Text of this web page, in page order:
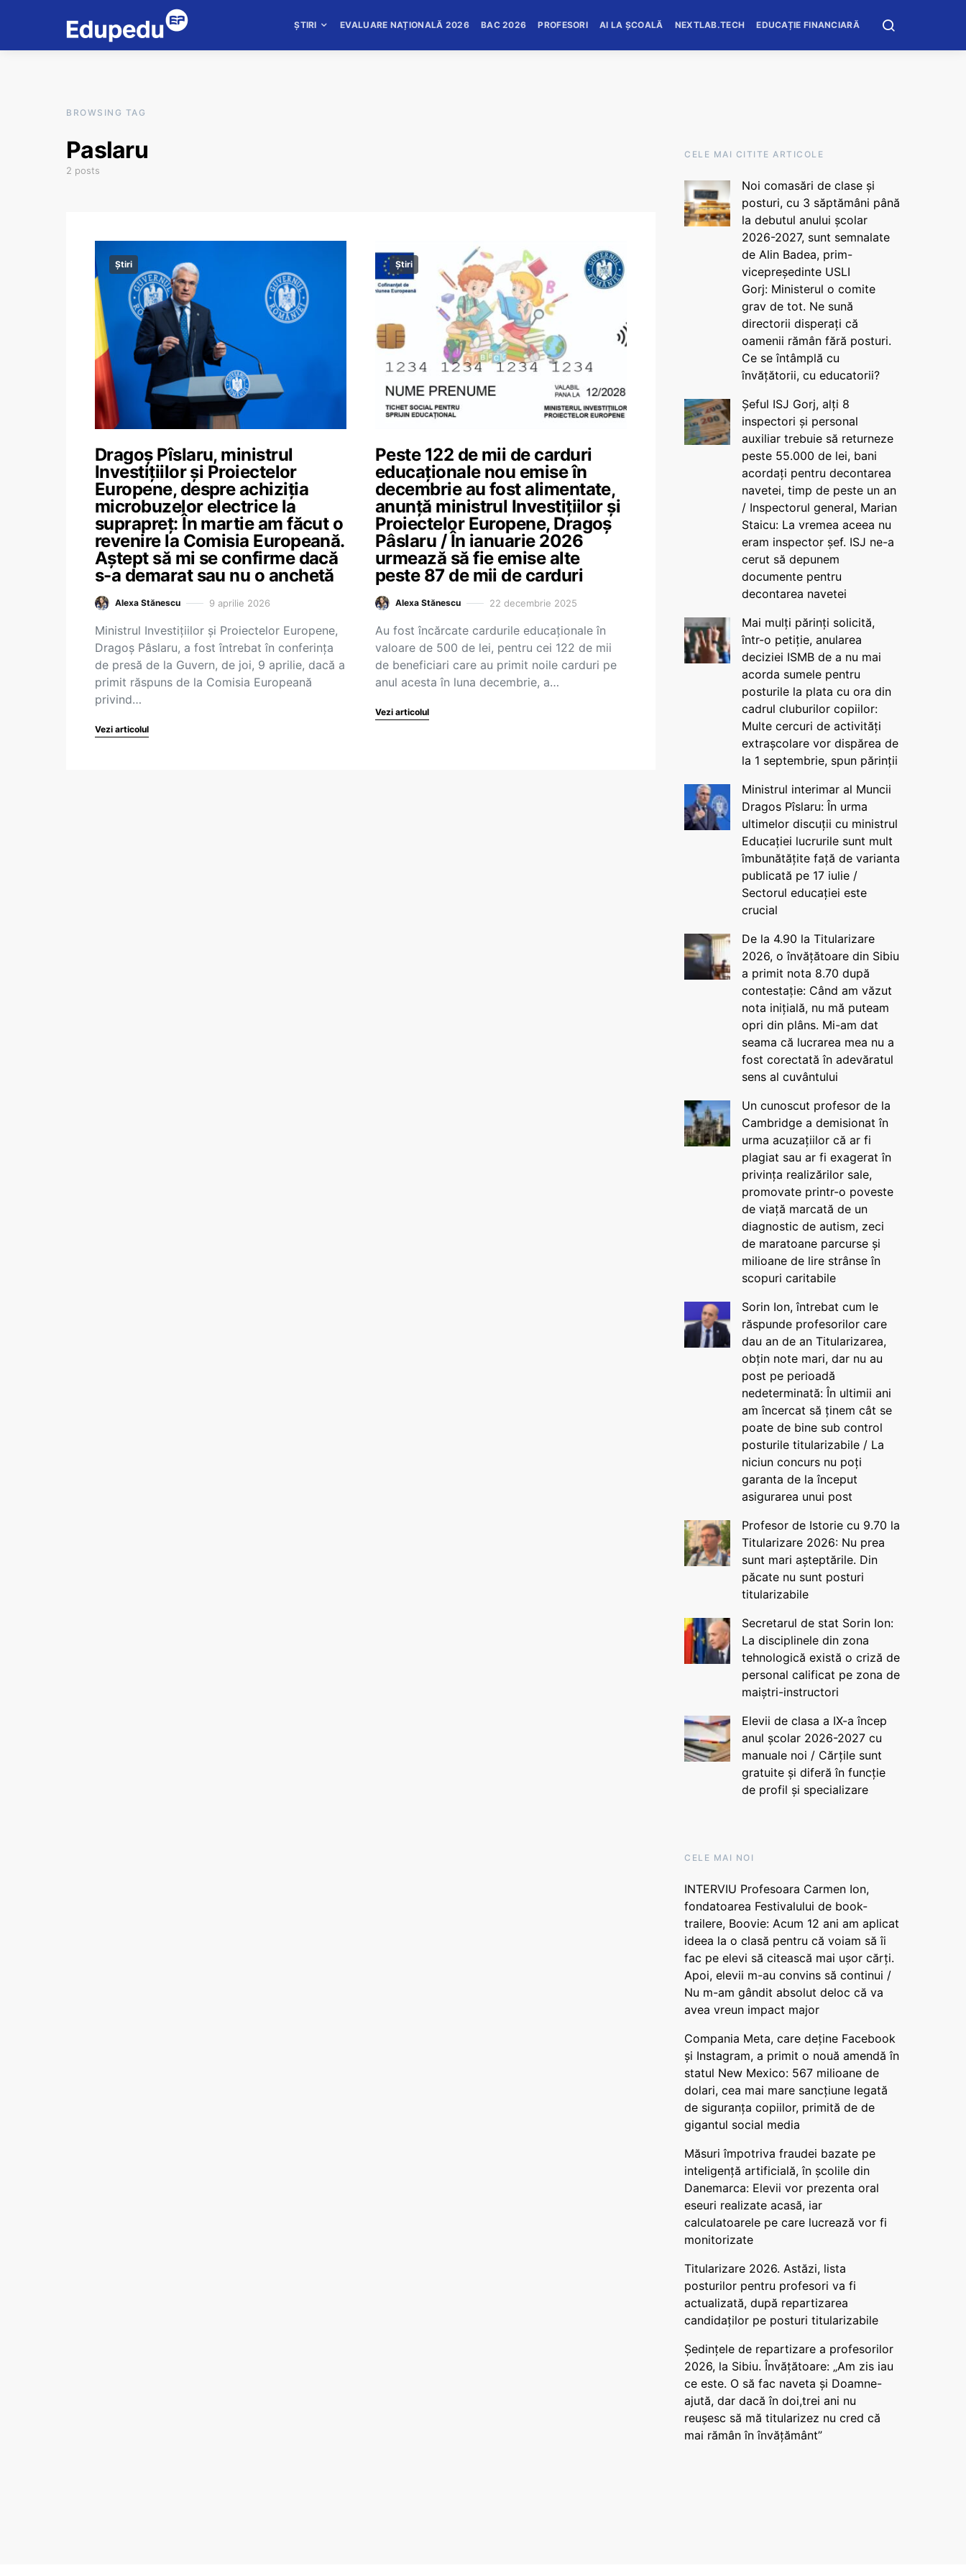
ȘTIRI EVALUARE NAȚIONALĂ 2026 BAC 2026 PROFESORI AI LA ȘCOALĂ NEXTLAB.TECH EDUCAȚIE FINANCIARĂ
BROWSING TAG
Paslaru
2 posts
Știri
Dragoș Pîslaru, ministrul
Investițiilor și Proiectelor
Europene, despre achiziția
microbuzelor electrice la
suprapreț: În martie am făcut o
revenire la Comisia Europeană.
Aștept să mi se confirme dacă
s-a demarat sau nu o anchetă
Alexa Stănescu 9 aprilie 2026
Ministrul Investițiilor și Proiectelor Europene,
Dragoș Pâslaru, a fost întrebat în conferința
de presă de la Guvern, de joi, 9 aprilie, dacă a
primit răspuns de la Comisia Europeană
privind…
Vezi articolul
Știri
Peste 122 de mii de carduri
educaționale nou emise în
decembrie au fost alimentate,
anunță ministrul Investițiilor și
Proiectelor Europene, Dragoș
Pâslaru / În ianuarie 2026
urmează să fie emise alte
peste 87 de mii de carduri
Alexa Stănescu 22 decembrie 2025
Au fost încărcate cardurile educaționale în
valoare de 500 de lei, pentru cei 122 de mii
de beneficiari care au primit noile carduri pe
anul acesta în luna decembrie, a…
Vezi articolul
CELE MAI CITITE ARTICOLE
Noi comasări de clase și
posturi, cu 3 săptămâni până
la debutul anului școlar
2026-2027, sunt semnalate
de Alin Badea, prim-
vicepreședinte USLI
Gorj: Ministerul o comite
grav de tot. Ne sună
directorii disperați că
oamenii rămân fără posturi.
Ce se întâmplă cu
învățătorii, cu educatorii?
Șeful ISJ Gorj, alți 8
inspectori și personal
auxiliar trebuie să returneze
peste 55.000 de lei, bani
acordați pentru decontarea
navetei, timp de peste un an
/ Inspectorul general, Marian
Staicu: La vremea aceea nu
eram inspector șef. ISJ ne-a
cerut să depunem
documente pentru
decontarea navetei
Mai mulți părinți solicită,
într-o petiție, anularea
deciziei ISMB de a nu mai
acorda sumele pentru
posturile la plata cu ora din
cadrul cluburilor copiilor:
Multe cercuri de activități
extrașcolare vor dispărea de
la 1 septembrie, spun părinții
Ministrul interimar al Muncii
Dragos Pîslaru: În urma
ultimelor discuții cu ministrul
Educației lucrurile sunt mult
îmbunătățite față de varianta
publicată pe 17 iulie /
Sectorul educației este
crucial
De la 4.90 la Titularizare
2026, o învățătoare din Sibiu
a primit nota 8.70 după
contestație: Când am văzut
nota inițială, nu mă puteam
opri din plâns. Mi-am dat
seama că lucrarea mea nu a
fost corectată în adevăratul
sens al cuvântului
Un cunoscut profesor de la
Cambridge a demisionat în
urma acuzațiilor că ar fi
plagiat sau ar fi exagerat în
privința realizărilor sale,
promovate printr-o poveste
de viață marcată de un
diagnostic de autism, zeci
de maratoane parcurse și
milioane de lire strânse în
scopuri caritabile
Sorin Ion, întrebat cum le
răspunde profesorilor care
dau an de an Titularizarea,
obțin note mari, dar nu au
post pe perioadă
nedeterminată: În ultimii ani
am încercat să ținem cât se
poate de bine sub control
posturile titularizabile / La
niciun concurs nu poți
garanta de la început
asigurarea unui post
Profesor de Istorie cu 9.70 la
Titularizare 2026: Nu prea
sunt mari așteptările. Din
păcate nu sunt posturi
titularizabile
Secretarul de stat Sorin Ion:
La disciplinele din zona
tehnologică există o criză de
personal calificat pe zona de
maiștri-instructori
Elevii de clasa a IX-a încep
anul școlar 2026-2027 cu
manuale noi / Cărțile sunt
gratuite și diferă în funcție
de profil și specializare
CELE MAI NOI
INTERVIU Profesoara Carmen Ion,
fondatoarea Festivalului de book-
trailere, Boovie: Acum 12 ani am aplicat
ideea la o clasă pentru că voiam să îi
fac pe elevi să citească mai ușor cărți.
Apoi, elevii m-au convins să continui /
Nu m-am gândit absolut deloc că va
avea vreun impact major
Compania Meta, care deține Facebook
și Instagram, a primit o nouă amendă în
statul New Mexico: 567 milioane de
dolari, cea mai mare sancțiune legată
de siguranța copiilor, primită de de
gigantul social media
Măsuri împotriva fraudei bazate pe
inteligență artificială, în școlile din
Danemarca: Elevii vor prezenta oral
eseuri realizate acasă, iar
calculatoarele pe care lucrează vor fi
monitorizate
Titularizare 2026. Astăzi, lista
posturilor pentru profesori va fi
actualizată, după repartizarea
candidaților pe posturi titularizabile
Ședințele de repartizare a profesorilor
2026, la Sibiu. Învățătoare: „Am zis iau
ce este. O să fac naveta și Doamne-
ajută, dar dacă în doi,trei ani nu
reușesc să mă titularizez nu cred că
mai rămân în învățământ”